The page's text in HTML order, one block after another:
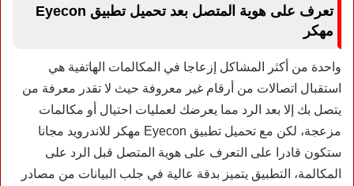
تعرف على هوية المتصل بعد تحميل تطبيق Eyecon
مهكر
واحدة من أكثر المشاكل إزعاجا في المكالمات الهاتفية هي
استقبال اتصالات من أرقام غير معروفة حيث لا تقدر معرفة من
يتصل بك إلا بعد الرد مما يعرضك لعمليات احتيال أو مكالمات
مزعجة، لكن مع تحميل تطبيق Eyecon مهكر للاندرويد
مجانا
ستكون قادرا على التعرف على هوية المتصل قبل الرد على
المكالمة، التطبيق يتميز بدقة عالية في جلب البيانات من مصادر